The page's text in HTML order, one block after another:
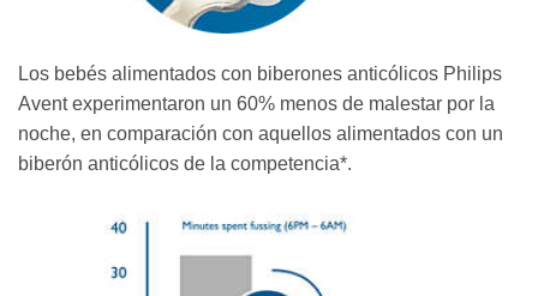
Los bebés alimentados con biberones anticólicos Philips
Avent experimentaron un 60% menos de malestar por la
noche, en comparación con aquellos alimentados con un
biberón anticólicos de la competencia*.